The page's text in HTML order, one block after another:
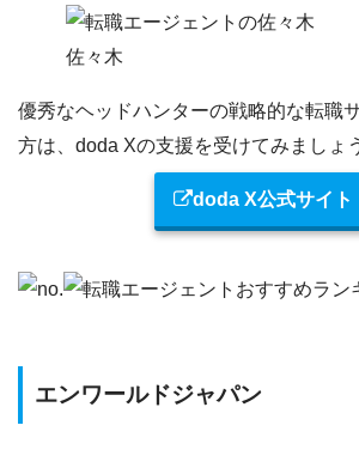
佐々木
優秀なヘッドハンターの戦略的な転職
方は、doda Xの支援を受けてみましょ
doda X公式サイト
エンワールドジャパン